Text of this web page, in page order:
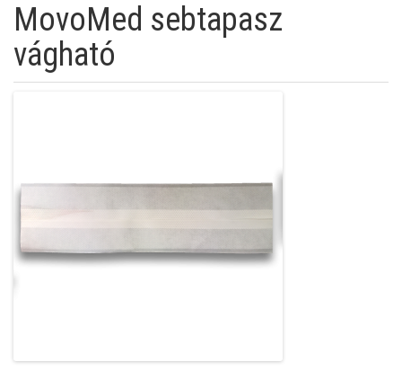
MovoMed sebtapasz
vágható